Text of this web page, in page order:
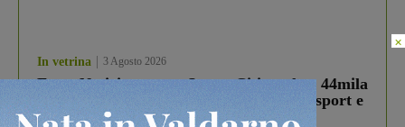
In vetrina 3 Agosto 2026
Estra Notizie agosto: Smart Cities, oltre 44mila
studenti coinvolti, torna il bando per lo sport e
debutta il podcast Estrair
×